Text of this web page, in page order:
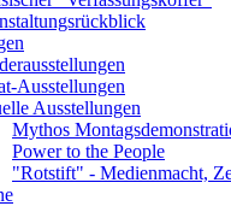
Ausstellungen
Ausstellungen
Mythos
Power to the People
"Rotstift" - Medienmacht,